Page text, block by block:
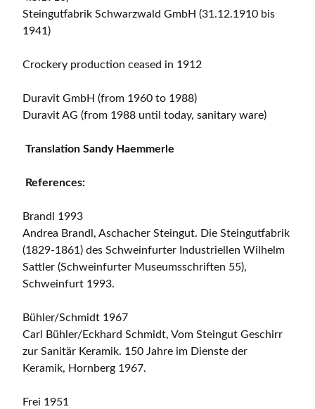
Steingutfabrik Schwarzwald GmbH (31.12.1910 bis
1941)
Crockery production ceased in 1912
Duravit GmbH (from 1960 to 1988)
Duravit AG (from 1988 until today, sanitary ware)
Translation Sandy Haemmerle
References:
Brandl 1993
Andrea Brandl, Aschacher Steingut. Die Steingutfabrik
(1829-1861) des Schweinfurter Industriellen Wilhelm
Sattler (Schweinfurter Museumsschriften 55),
Schweinfurt 1993.
Bühler/Schmidt 1967
Carl Bühler/Eckhard Schmidt, Vom Steingut Geschirr
zur Sanitär Keramik. 150 Jahre im Dienste der
Keramik, Hornberg 1967.
Frei 1951